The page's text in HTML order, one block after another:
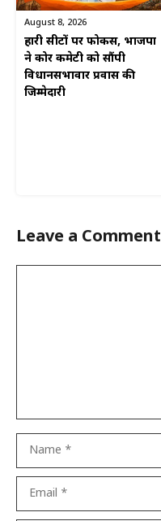
August 8, 2026
हारी सीटों पर फोकस, भाजपा
ने कोर कमेटी को सौंपी
विधानसभावार प्रवास की
जिम्मेदारी
Leave a Comment